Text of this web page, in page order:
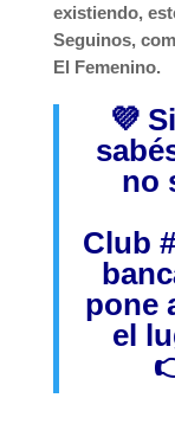
existiendo,
Seguinos,
El Femenino.
💜
no
Club
pone
el